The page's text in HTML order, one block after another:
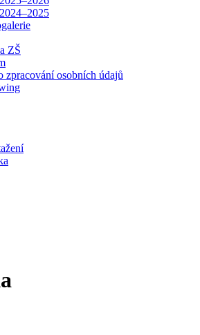
ZŠ
zpracování osobních údajů